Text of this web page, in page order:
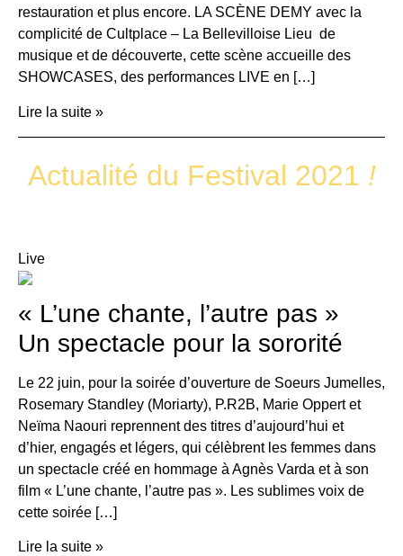
restauration et plus encore. LA SCÈNE DEMY avec la
complicité de Cultplace – La Bellevilloise Lieu de
musique et de découverte, cette scène accueille des
SHOWCASES, des performances LIVE en […]
Lire la suite »
Actualité du Festival 2021 !
Live
« L’une chante, l’autre pas »
Un spectacle pour la sororité
Le 22 juin, pour la soirée d’ouverture de Soeurs Jumelles,
Rosemary Standley (Moriarty), P.R2B, Marie Oppert et
Neïma Naouri reprennent des titres d’aujourd’hui et
d’hier, engagés et légers, qui célèbrent les femmes dans
un spectacle créé en hommage à Agnès Varda et à son
film « L’une chante, l’autre pas ». Les sublimes voix de
cette soirée […]
Lire la suite »